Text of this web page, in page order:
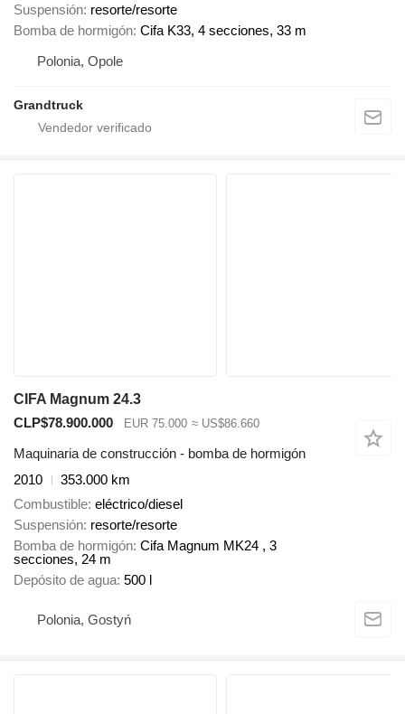
Suspensión resorte/resorte
Bomba de hormigón Cifa K33, 4 secciones, 33 m
Polonia, Opole
Grandtruck
CIFA Magnum 24.3
CLP$78.900.000
EUR 75.000 ≈ US$86.660
Maquinaria de construcción - bomba de hormigón
2010
353.000 km
Combustible eléctrico/diesel
Suspensión resorte/resorte
Bomba de hormigón Cifa Magnum MK24 , 3
secciones, 24 m
Depósito de agua 500 l
Polonia, Gostyń